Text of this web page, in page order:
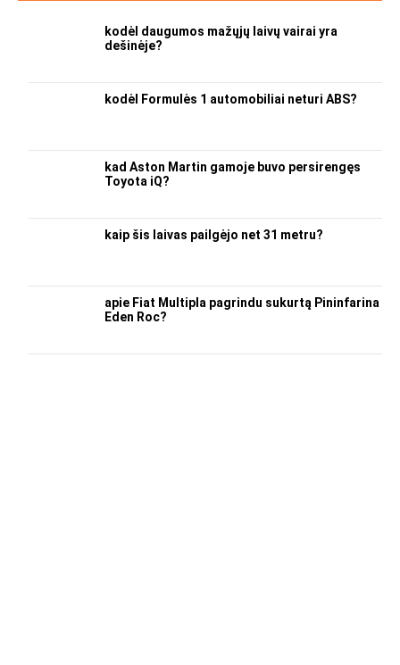
kodėl daugumos mažųjų laivų vairai yra
dešinėje?
kodėl Formulės 1 automobiliai neturi ABS?
kad Aston Martin gamoje buvo persirengęs
Toyota iQ?
kaip šis laivas pailgėjo net 31 metru?
apie Fiat Multipla pagrindu sukurtą Pininfarina
Eden Roc?